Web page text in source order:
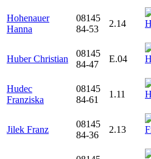
Hohenauer
Hanna
08145
84-53
2.14
Huber Christian
08145
84-47
E.04
Hudec
Franziska
08145
84-61
1.11
Jilek Franz
08145
84-36
2.13